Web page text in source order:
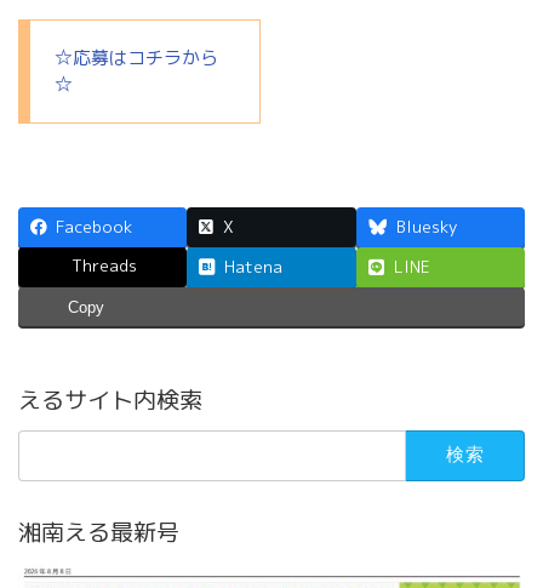
☆応募はコチラから
☆
Facebook X
Bluesky
Threads
Hatena LINE
Copy
えるサイト内検索
湘南える最新号